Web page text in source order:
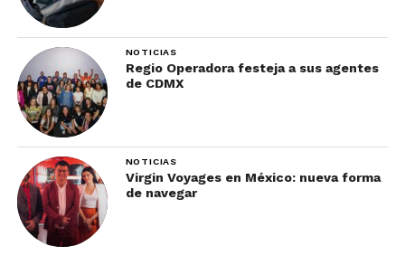
NOTICIAS
Regio Operadora festeja a sus agentes
de CDMX
NOTICIAS
Virgin Voyages en México: nueva forma
de navegar